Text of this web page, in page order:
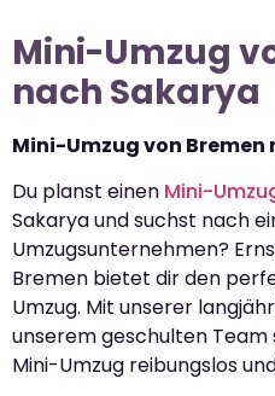
Mini-Umzug
nach Sakarya
Mini-Umzug von Bremen
Du planst einen Mini-
Sakarya und suchst nach
Umzugsunternehmen?
Bremen bietet dir den
Umzug. Mit unserer
unserem geschulten Team
Mini-Umzug reibungslos